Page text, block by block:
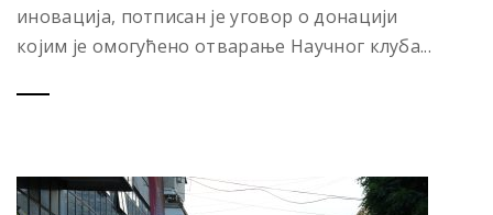
иновација, потписан је уговор о донацији
којим је омогућено отварање Научног клуба...